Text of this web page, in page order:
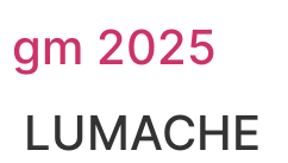
gm 2025
LUMACHE